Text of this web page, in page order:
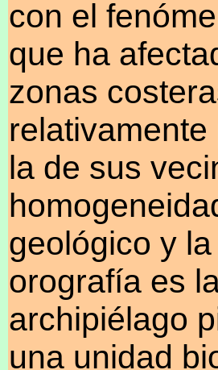
con el
que ha
zonas
la de sus
geológico y
orografía es
archipiélago
una unidad